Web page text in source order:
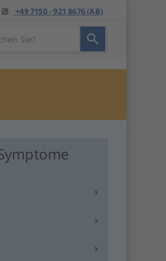
+49 7150 - 921 8676 (AB)
Verwende
Pfeile
unten,
verfügbare